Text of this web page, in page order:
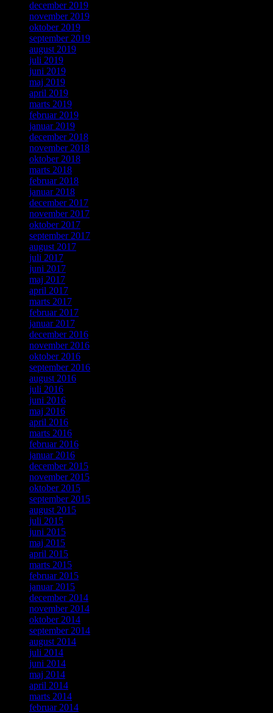
december 2019
november 2019
oktober 2019
september 2019
august 2019
juli 2019
juni 2019
maj 2019
april 2019
marts 2019
februar 2019
januar 2019
december 2018
november 2018
oktober 2018
marts 2018
februar 2018
januar 2018
december 2017
november 2017
oktober 2017
september 2017
august 2017
juli 2017
juni 2017
maj 2017
april 2017
marts 2017
februar 2017
januar 2017
december 2016
november 2016
oktober 2016
september 2016
august 2016
juli 2016
juni 2016
maj 2016
april 2016
marts 2016
februar 2016
januar 2016
december 2015
november 2015
oktober 2015
september 2015
august 2015
juli 2015
juni 2015
maj 2015
april 2015
marts 2015
februar 2015
januar 2015
december 2014
november 2014
oktober 2014
september 2014
august 2014
juli 2014
juni 2014
maj 2014
april 2014
marts 2014
februar 2014